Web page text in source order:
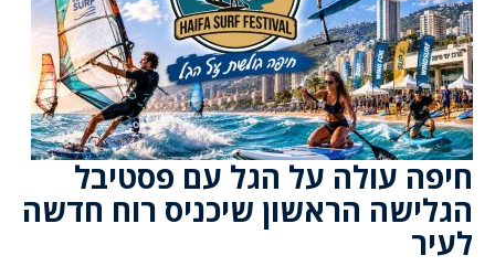
חיפה עולה על הגל עם פסטיבל
הגלישה הראשון שיכניס רוח חדשה
לעיר